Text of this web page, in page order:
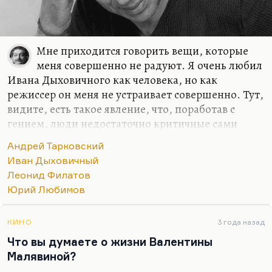
Мне приходится говорить вещи, которые
меня совершенно не радуют. Я очень любил
Ивана Дыховичного как человека, но как
режиссер он меня не устраивает совершенно. Тут,
видите, есть такое явление, что, поработав с
гением, люди недостаточно критичные сами
так все органично и легко получается — на
площадке, на сцене, — что актеру хочется ему
подражать. Я это прекрасно знаю на своем опыте,
потому что я поработал у Крымова в спектакле: в
заразительно и так волшебно; сразу кажется: «Я
тоже так могу». Надо уметь себя осаживать. Кто-
то (например, Демидова, например, Смехов,
Андрей Тарковский
Иван Дыховичный
Леонид Филатов
Юрий Любимов
КИНО 3 года назад
Что вы думаете о жизни Валентины
Малявиной?